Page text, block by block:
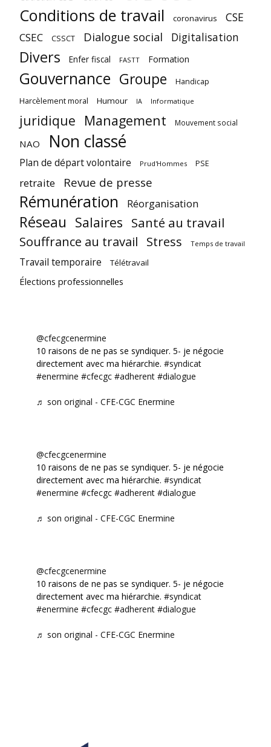
Conditions de travail coronavirus CSE
CSEC CSSCT Dialogue social Digitalisation
Divers Enfer fiscal FASTT Formation
Gouvernance Groupe Handicap
Harcèlement moral Humour IA Informatique
juridique Management Mouvement social
NAO Non classé
Plan de départ volontaire Prud'Hommes PSE
retraite Revue de presse
Rémunération Réorganisation
Réseau Salaires Santé au travail
Souffrance au travail Stress Temps de travail
Travail temporaire Télétravail
Élections professionnelles
@cfecgcenermine
10 raisons de ne pas se syndiquer. 5- je négocie
directement avec ma hiérarchie. #syndicat
#enermine #cfecgc #adherent #dialogue
♬ son original - CFE-CGC Enermine
@cfecgcenermine
10 raisons de ne pas se syndiquer. 5- je négocie
directement avec ma hiérarchie. #syndicat
#enermine #cfecgc #adherent #dialogue
♬ son original - CFE-CGC Enermine
@cfecgcenermine
10 raisons de ne pas se syndiquer. 5- je négocie
directement avec ma hiérarchie. #syndicat
#enermine #cfecgc #adherent #dialogue
♬ son original - CFE-CGC Enermine